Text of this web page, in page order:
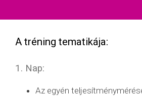
A tréning tematikája:
1. Nap:
Az egyén